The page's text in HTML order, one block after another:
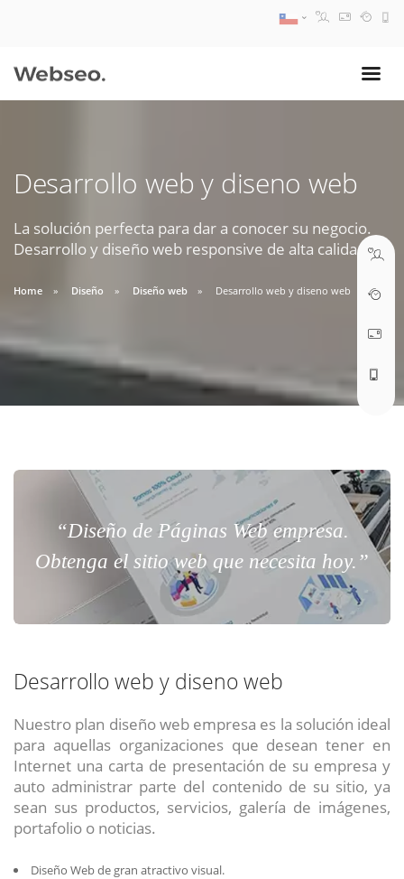
Desarrollo web y diseno web
La solución perfecta para dar a conocer su negocio.
Desarrollo y diseño web responsive de alta calidad.
Home Diseño Diseño web Desarrollo web y diseno web
“Diseño de Páginas Web empresa.
Obtenga el sitio web que necesita hoy.”
Desarrollo web y diseno web
Nuestro plan diseño web empresa es la solución ideal
para aquellas organizaciones que desean tener en
Internet una carta de presentación de su empresa y
auto administrar parte del contenido de su sitio, ya
sean sus productos, servicios, galería de imágenes,
portafolio o noticias.
Diseño Web de gran atractivo visual.
09:30 AM A 18:30 PM
soporte@webseo.cl